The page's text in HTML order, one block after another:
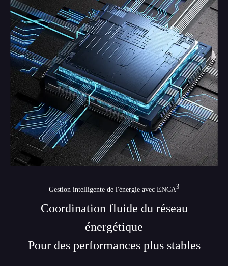
Gestion intelligente de l'énergie avec ENCA3
Coordination fluide du réseau
énergétique
Pour des performances plus stables